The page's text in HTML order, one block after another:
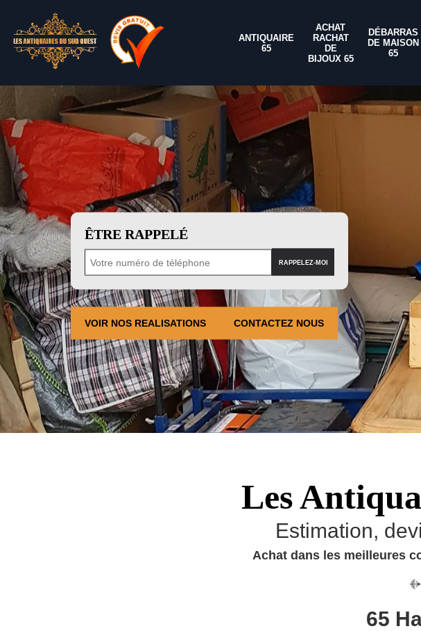
ANTIQUAIRE
65
ACHAT
RACHAT
DE
BIJOUX 65
DÉBARRAS
DE MAISON
65
ÊTRE RAPPELÉ
VOIR NOS REALISATIONS CONTACTEZ NOUS
Les
Estimation,
Achat dans les meilleures
65